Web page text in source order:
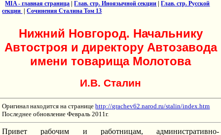
MIA - главная страница |Глав. стр. Иноязычной секции |Глав. стр. Русской
секции
|Сочинения Сталина Том 13
Нижний Новгород. Начальнику
Автостроя и директору Автозавода
имени товарища Молотова
И.В. Сталин
Оригинал находится на страницеhttp://grachev62.narod.ru/stalin/index.htm
Последнее обновление Февраль 2011г.
Привет рабочим и работницам, административно-